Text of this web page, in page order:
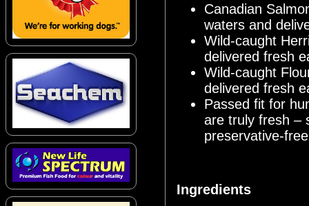
Canadian
waters and
Wild-caught
delivered fresh
Wild-caught
delivered fresh
Passed fit for
are truly fresh –
preservative-
Ingredients